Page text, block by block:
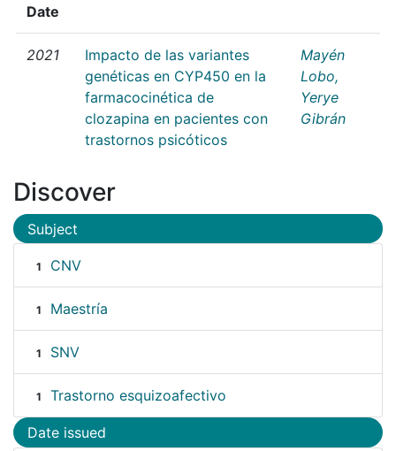
Date
2021
Impacto de las variantes
genéticas en CYP450 en la
farmacocinética de
clozapina en pacientes con
trastornos psicóticos
Mayén
Lobo,
Yerye
Gibrán
Discover
Subject
1 CNV
1 Maestría
1 SNV
1 Trastorno esquizoafectivo
Date issued